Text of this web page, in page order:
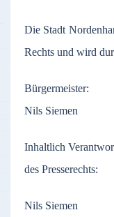
Die Stadt
Rechts und wird
Bürgermeister:
Nils Siemen
Inhaltlich
des Presserechts:
Nils Siemen